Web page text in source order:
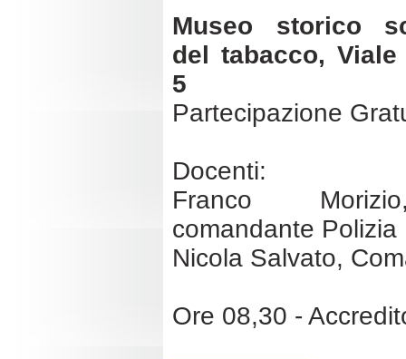
Museo storico
del tabacco, Viale
5
Partecipazione
Docenti:
Franco
comandante Polizia
Nicola Salvato,
Ore 08,30 -